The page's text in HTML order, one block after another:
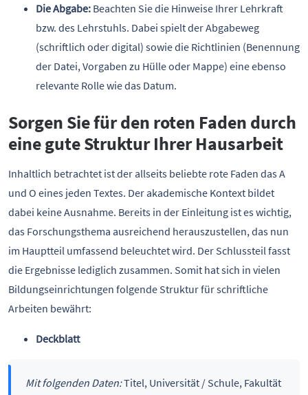
Die Abgabe: Beachten Sie die Hinweise Ihrer Lehrkraft
bzw. des Lehrstuhls. Dabei spielt der Abgabeweg
(schriftlich oder digital) sowie die Richtlinien (Benennung
der Datei, Vorgaben zu Hülle oder Mappe) eine ebenso
relevante Rolle wie das Datum.
Sorgen Sie für den roten Faden durch
eine gute Struktur Ihrer Hausarbeit
Inhaltlich betrachtet ist der allseits beliebte rote Faden das A
und O eines jeden Textes. Der akademische Kontext bildet
dabei keine Ausnahme. Bereits in der Einleitung ist es wichtig,
das Forschungsthema ausreichend herauszustellen, das nun
im Hauptteil umfassend beleuchtet wird. Der Schlussteil fasst
die Ergebnisse lediglich zusammen. Somit hat sich in vielen
Bildungseinrichtungen folgende Struktur für schriftliche
Arbeiten bewährt:
Deckblatt
Mit folgenden Daten:Titel, Universität / Schule, Fakultät